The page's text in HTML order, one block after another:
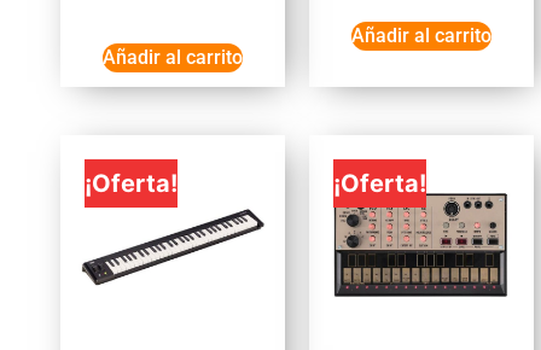
Añadir al carrito
Añadir al carrito
¡Oferta! ¡Oferta!